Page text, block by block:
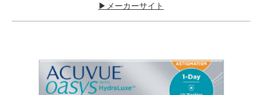
▶メーカーサイト